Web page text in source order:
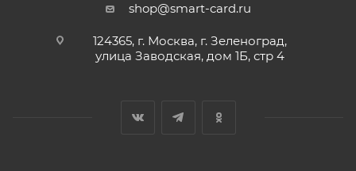
shop@smart-card.ru
124365, г. Москва, г. Зеленоград,
улица Заводская, дом 1Б, стр 4